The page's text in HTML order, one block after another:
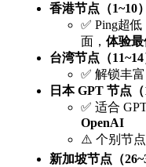
香港节点（1~10）
✅ Ping超
面， 体验最
台湾节点（11~14
✅ 解锁丰
日本 GPT 节点（
✅ 适合
OpenAI
⚠️ 个别节点
新加坡节点（